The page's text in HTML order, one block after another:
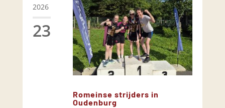
2026
23
Romeinse strijders in
Oudenburg